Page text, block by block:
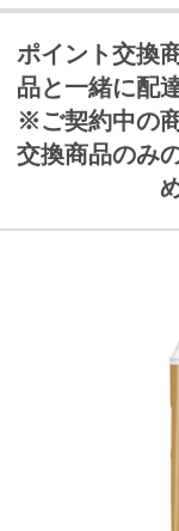
ポイント交換
品と一緒に配
※ご契約中の
交換商品のみ